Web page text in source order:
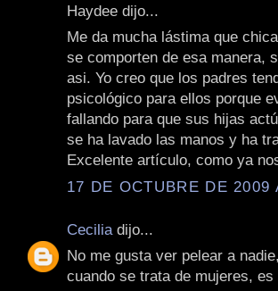
Haydee dijo...
Me da mucha lástima que
se comporten de esa manera,
asi. Yo creo que los padres
psicológico para ellos porque
fallando para que sus hijas
se ha lavado las manos y ha
Excelente artículo, como ya
17 DE OCTUBRE DE 2009
Cecilia dijo...
No me gusta ver pelear a
cuando se trata de mujeres,